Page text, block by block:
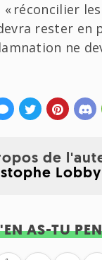
réconcilier
rester en
ne
de
Lobby
AS-TU